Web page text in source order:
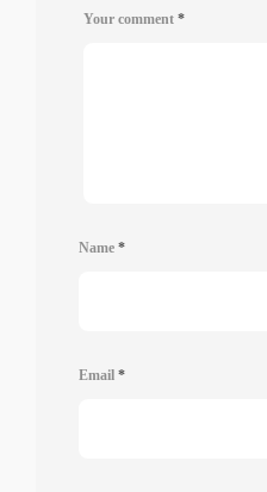
Your comment *
Name *
Email *